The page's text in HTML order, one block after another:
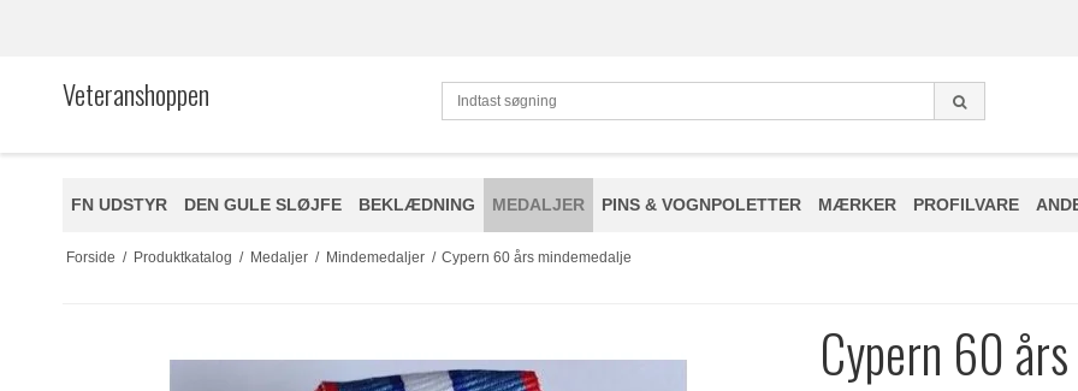
Veteranshoppen
FN UDSTYR DEN GULE SLØJFE BEKLÆDNING MEDALJER PINS & VOGNPOLETTER MÆRKER PROFILVARE
Forside / Produktkatalog / Medaljer / Mindemedaljer / Cypern 60 års mindemedalje
Cypern 60